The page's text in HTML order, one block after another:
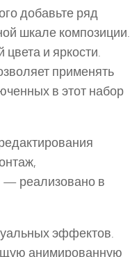
добавьте ряд
шкале композиции.
и яркости.
применять
в этот набор
— реализовано в
эффектов.
анимированную